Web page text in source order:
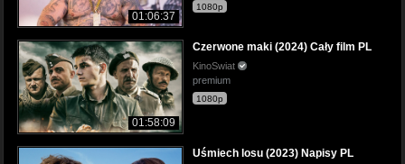
01:06:37
1080p
01:58:09
Czerwone maki (2024) Cały film PL
KinoSwiat
premium
1080p
Uśmiech losu (2023) Napisy PL